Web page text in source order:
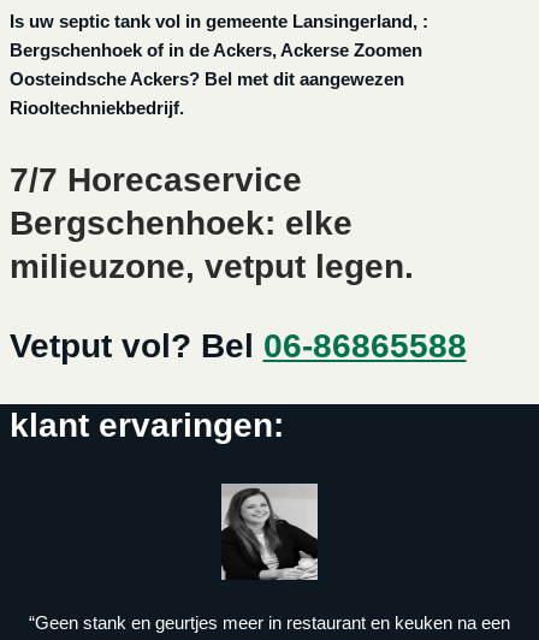
Is uw septic tank vol in gemeente Lansingerland, :
Bergschenhoek of in de Ackers, Ackerse Zoomen
Oosteindsche Ackers? Bel met dit aangewezen
Riooltechniekbedrijf.
7/7 Horecaservice
Bergschenhoek: elke
milieuzone, vetput legen.
Vetput vol? Bel 06-86865588
klant ervaringen:
“Geen stank en geurtjes meer in restaurant en keuken na een